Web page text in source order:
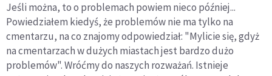
Jeśli można, to o problemach powiem nieco później...
Powiedziałem kiedyś, że problemów nie ma tylko na
cmentarzu, na co znajomy odpowiedział: "Mylicie się, gdyż
na cmentarzach w dużych miastach jest bardzo dużo
problemów". Wróćmy do naszych rozważań. Istnieje